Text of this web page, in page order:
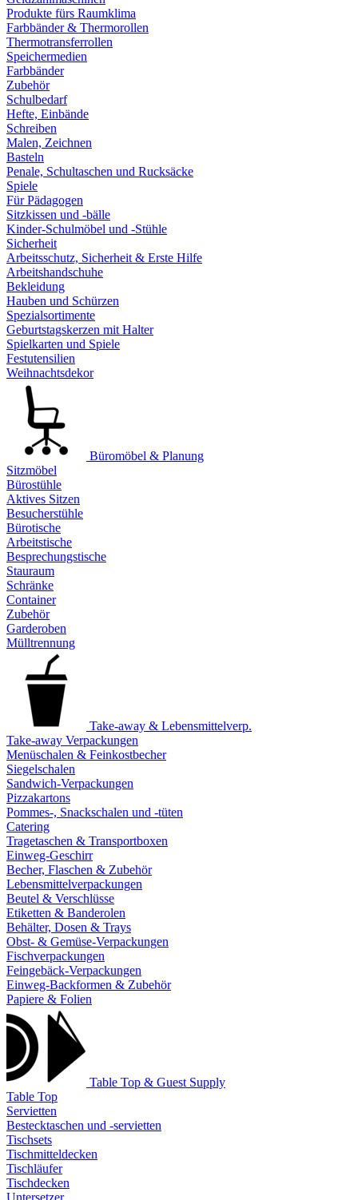
Produkte fürs Raumklima
Farbbänder & Thermorollen
Thermotransferrollen
Speichermedien
Farbbänder
Zubehör
Schulbedarf
Hefte, Einbände
Schreiben
Malen, Zeichnen
Basteln
Penale, Schultaschen und Rucksäcke
Spiele
Für Pädagogen
Sitzkissen und -bälle
Kinder-Schulmöbel und -Stühle
Sicherheit
Arbeitsschutz, Sicherheit & Erste Hilfe
Arbeitshandschuhe
Bekleidung
Hauben und Schürzen
Spezialsortimente
Geburtstagskerzen mit Halter
Spielkarten und Spiele
Festutensilien
Weihnachtsdekor
Büromöbel & Planung
Sitzmöbel
Bürostühle
Aktives Sitzen
Besucherstühle
Bürotische
Arbeitstische
Besprechungstische
Stauraum
Schränke
Container
Zubehör
Garderoben
Mülltrennung
Take-away & Lebensmittelverp.
Take-away Verpackungen
Menüschalen & Feinkostbecher
Siegelschalen
Sandwich-Verpackungen
Pizzakartons
Pommes-, Snackschalen und -tüten
Catering
Tragetaschen & Transportboxen
Einweg-Geschirr
Becher, Flaschen & Zubehör
Lebensmittelverpackungen
Beutel & Verschlüsse
Etiketten & Banderolen
Behälter, Dosen & Trays
Obst- & Gemüse-Verpackungen
Fischverpackungen
Feingebäck-Verpackungen
Einweg-Backformen & Zubehör
Papiere & Folien
Table Top & Guest Supply
Table Top
Servietten
Bestecktaschen und -servietten
Tischsets
Tischmitteldecken
Tischläufer
Tischdecken